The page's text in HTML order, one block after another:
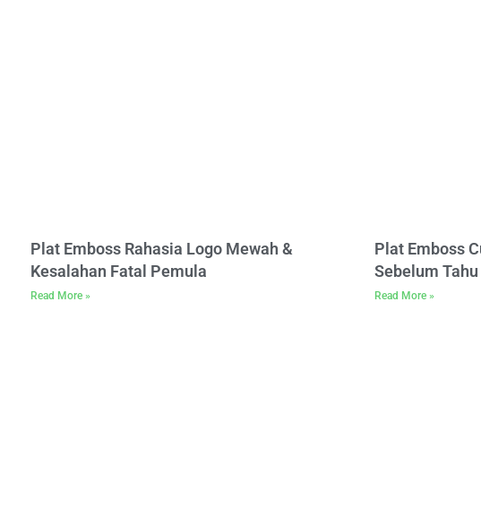
Plat Emboss Rahasia Logo Mewah &
Kesalahan Fatal Pemula
Read More »
Plat Emboss
Sebelum
Read More »